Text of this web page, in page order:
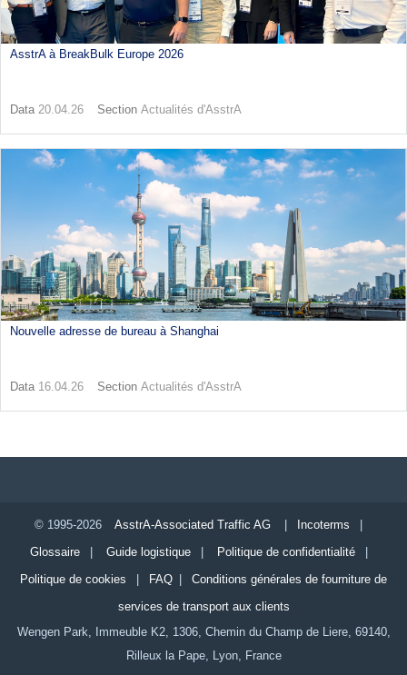
AsstrA à BreakBulk Europe 2026
Data 20.04.26 Section Actualités d'AsstrA
Nouvelle adresse de bureau à Shanghai
Data 16.04.26 Section Actualités d'AsstrA
© 1995-2026 AsstrA-Associated Traffic AG Incoterms
Glossaire| Guide logistique| Politique de confidentialité|
Politique de cookies
FAQ
Conditions générales de fourniture de
services de transport aux clients
Wengen Park, Immeuble K2, 1306, Chemin du Champ de Liere, 69140,
Rilleux la Pape, Lyon, France